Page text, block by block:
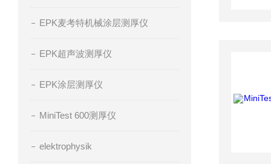
EPK麦考特机械涂层测厚仪
EPK超声波测厚仪
EPK涂层测厚仪
MiniTest 600测厚仪
elektrophysik